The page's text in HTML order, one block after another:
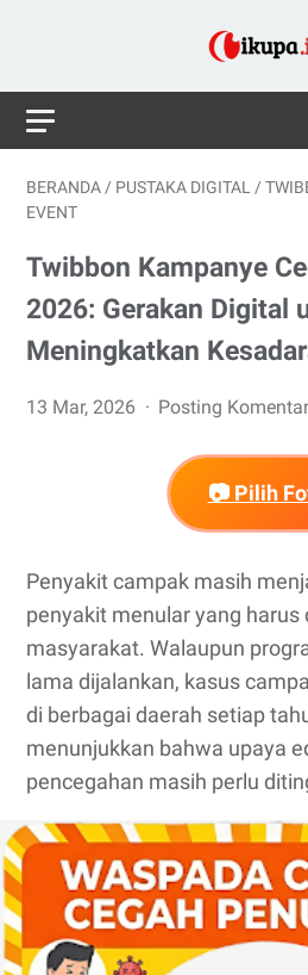
BERANDA / PUSTAKA DIGITAL /
EVENT
Twibbon Kampanye
2026: Gerakan Digital
Meningkatkan
13 Mar, 2026 Posting Komentar
📷 Pilih
Penyakit campak masih
penyakit menular yang harus
masyarakat. Walaupun
lama dijalankan, kasus
di berbagai daerah setiap
menunjukkan bahwa upaya
pencegahan masih perlu